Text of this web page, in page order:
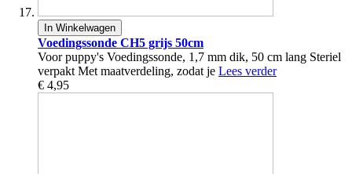
In Winkelwagen
Voedingssonde CH5 grijs 50cm
Voor puppy's Voedingssonde, 1,7 mm dik, 50 cm lang Steriel
verpakt Met maatverdeling, zodat je Lees verder
€ 4,95